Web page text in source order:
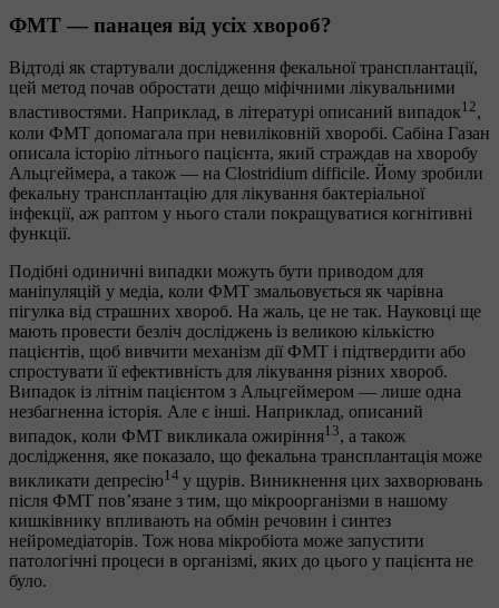
ФМТ — панацея від усіх хвороб?
Відтоді як стартували дослідження фекальної трансплантації,
цей метод почав обростати дещо міфічними лікувальними
властивостями. Наприклад, в літературі описаний випадок12,
коли ФМТ допомагала при невиліковній хворобі. Сабіна Газан
описала історію літнього пацієнта, який страждав на хворобу
Альцгеймера, а також — на Clostridium difficile. Йому зробили
фекальну трансплантацію для лікування бактеріальної
інфекції, аж раптом у нього стали покращуватися когнітивні
функції.
Подібні одиничні випадки можуть бути приводом для
маніпуляцій у медіа, коли ФМТ змальовується як чарівна
пігулка від страшних хвороб. На жаль, це не так. Науковці ще
мають провести безліч досліджень із великою кількістю
пацієнтів, щоб вивчити механізм дії ФМТ і підтвердити або
спростувати її ефективність для лікування різних хвороб.
Випадок із літнім пацієнтом з Альцгеймером — лише одна
незбагненна історія. Але є інші. Наприклад, описаний
випадок, коли ФМТ викликала ожиріння13, а також
дослідження, яке показало, що фекальна трансплантація може
викликати депресію14 у щурів. Виникнення цих захворювань
після ФМТ пов’язане з тим, що мікроорганізми в нашому
кишківнику впливають на обмін речовин і синтез
нейромедіаторів. Тож нова мікробіота може запустити
патологічні процеси в організмі, яких до цього у пацієнта не
було.